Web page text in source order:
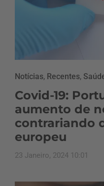
Notícias, Recentes,
Covid-19:
aumento de
contrariando
europeu
23 Janeiro, 2024 10:01